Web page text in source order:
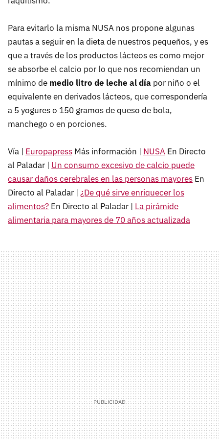
Para evitarlo la misma NUSA nos propone algunas
pautas a seguir en la dieta de nuestros pequeños, y es
que a través de los productos lácteos es como mejor
se absorbe el calcio por lo que nos recomiendan un
mínimo de medio litro de leche al día por niño o el
equivalente en derivados lácteos, que correspondería
a 5 yogures o 150 gramos de queso de bola,
manchego o en porciones.
Vía | Europapress Más información | NUSA En Directo
al Paladar | Un consumo excesivo de calcio puede
causar daños cerebrales en las personas mayores En
Directo al Paladar | ¿De qué sirve enriquecer los
alimentos? En Directo al Paladar | La pirámide
alimentaria para mayores de 70 años actualizada